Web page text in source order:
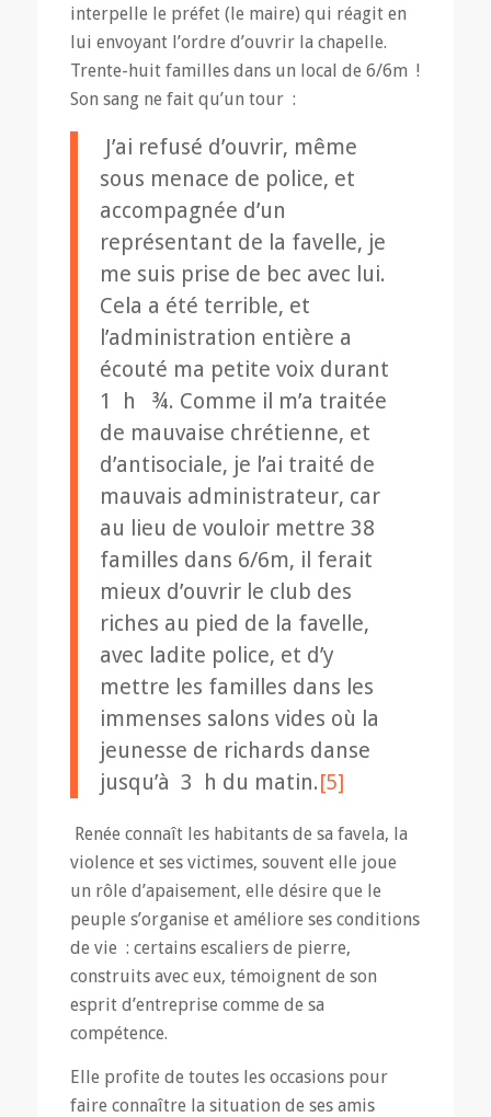
interpelle le préfet (le maire) qui réagit en
lui envoyant l’ordre d’ouvrir la chapelle.
Trente-huit familles dans un local de 6/6m !
Son sang ne fait qu’un tour :
J’ai refusé d’ouvrir, même
sous menace de police, et
accompagnée d’un
représentant de la favelle, je
me suis prise de bec avec lui.
Cela a été terrible, et
l’administration entière a
écouté ma petite voix durant
1 h ¾. Comme il m’a traitée
de mauvaise chrétienne, et
d’antisociale, je l’ai traité de
mauvais administrateur, car
au lieu de vouloir mettre 38
familles dans 6/6m, il ferait
mieux d’ouvrir le club des
riches au pied de la favelle,
avec ladite police, et d’y
mettre les familles dans les
immenses salons vides où la
jeunesse de richards danse
jusqu’à 3 h du matin.[5]
Renée connaît les habitants de sa favela, la
violence et ses victimes, souvent elle joue
un rôle d’apaisement, elle désire que le
peuple s’organise et améliore ses conditions
de vie : certains escaliers de pierre,
construits avec eux, témoignent de son
esprit d’entreprise comme de sa
compétence.
Elle profite de toutes les occasions pour
faire connaître la situation de ses amis